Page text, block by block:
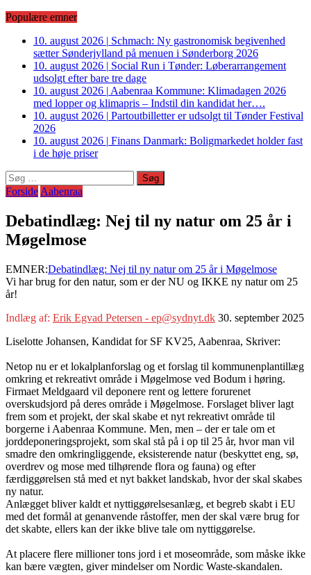
Populære emner
10. august 2026 | Schmach: Ny gastronomisk begivenhed
sætter Sønderjylland på menuen i Sønderborg 2026
10. august 2026 | Social Run i Tønder: Løberarrangement
udsolgt efter bare tre dage
10. august 2026 | Aabenraa Kommune: Klimadagen 2026
med lopper og klimapris – Indstil din kandidat her….
10. august 2026 | Partoutbilletter er udsolgt til Tønder Festival
2026
10. august 2026 | Finans Danmark: Boligmarkedet holder fast
i de høje priser
Søg
efter:
Forside Aabenraa
Debatindlæg: Nej til ny natur om 25 år i
Møgelmose
EMNER:Debatindlæg: Nej til ny natur om 25 år i Møgelmose
Vi har brug for den natur, som er der NU og IKKE ny natur om 25
år!
Indlæg af: Erik Egvad Petersen - ep@sydnyt.dk 30. september 2025
Liselotte Johansen, Kandidat for SF KV25, Aabenraa, Skriver:
Netop nu er et lokalplanforslag og et forslag til kommunenplantillæg
omkring et rekreativt område i Møgelmose ved Bodum i høring.
Firmaet Meldgaard vil deponere rent og lettere forurenet
overskudsjord på deres område i Møgelmose. Forslaget bliver lagt
frem som et projekt, der skal skabe et nyt rekreativt område til
borgerne i Aabenraa Kommune. Men, men – der er tale om et
jorddeponeringsprojekt, som skal stå på i op til 25 år, hvor man vil
smadre den omkringliggende, eksisterende natur (beskyttet eng, sø,
overdrev og mose med tilhørende flora og fauna) og efter
færdiggørelsen stå med et nyt bakket landskab, hvor der skal skabes
ny natur.
Anlægget bliver kaldt et nyttiggørelsesanlæg, et begreb skabt i EU
med det formål at genanvende råstoffer, men der skal være brug for
det skabte, ellers kan der ikke blive tale om nyttiggørelse.
At placere flere millioner tons jord i et moseområde, som måske ikke
kan bære vægten, giver mindelser om Nordic Waste-skandalen.